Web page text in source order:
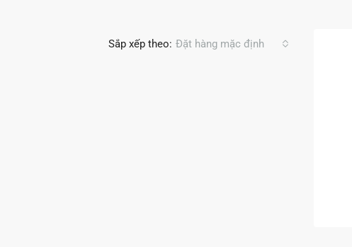
Sắp xếp theo: Đặt hàng mặc định